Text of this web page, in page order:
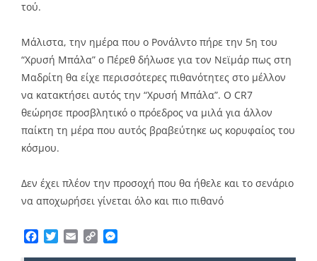
τού.
Μάλιστα, την ημέρα που ο Ρονάλντο πήρε την 5η του
“Χρυσή Μπάλα” ο Πέρεθ δήλωσε για τον Νεϊμάρ πως στη
Μαδρίτη θα είχε περισσότερες πιθανότητες στο μέλλον
να κατακτήσει αυτός την “Χρυσή Μπάλα”. Ο CR7
θεώρησε προσβλητικό ο πρόεδρος να μιλά για άλλον
παίκτη τη μέρα που αυτός βραβεύτηκε ως κορυφαίος του
κόσμου.
Δεν έχει πλέον την προσοχή που θα ήθελε και το σενάριο
να αποχωρήσει γίνεται όλο και πιο πιθανό
Facebook
TwitterEmailCopy